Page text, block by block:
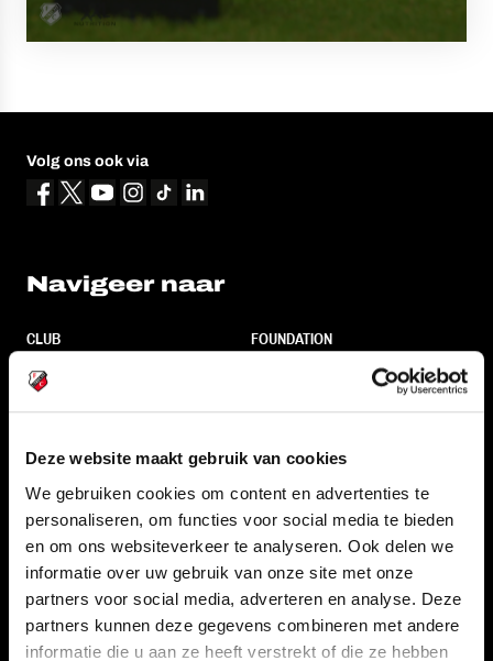
Deze website maakt gebruik van cookies
We gebruiken cookies om content en advertenties te
personaliseren, om functies voor social media te bieden
en om ons websiteverkeer te analyseren. Ook delen we
informatie over uw gebruik van onze site met onze
partners voor social media, adverteren en analyse. Deze
partners kunnen deze gegevens combineren met andere
informatie die u aan ze heeft verstrekt of die ze hebben
Volg ons ook via
Navigeer naar
CLUB
TEAMS
STADION
FOUNDATION
BUSINESS
Informatie
VEELGESTELDE VRAGEN
CONTACT